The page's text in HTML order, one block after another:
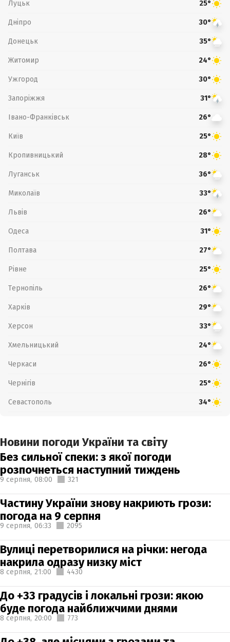
Луцьк 25°
Дніпро 30°
Донецьк 35°
Житомир 24°
Ужгород 30°
Запоріжжя 31°
Івано-Франківськ 26°
Київ 25°
Кропивницький 28°
Луганськ 36°
Миколаїв 33°
Львів 26°
Одеса 31°
Полтава 27°
Рівне 25°
Тернопіль 26°
Харків 29°
Херсон 33°
Хмельницький 24°
Черкаси 26°
Чернігів 25°
Севастополь 34°
Новини погоди України та світу
Без сильної спеки: з якої погоди
розпочнеться наступний тиждень
9 серпня, 08:00 321
Частину України знову накриють грози:
погода на 9 серпня
9 серпня, 06:33 2095
Вулиці перетворилися на річки: негода
накрила одразу низку міст
8 серпня, 21:00 4430
До +33 градусів і локальні грози: якою
буде погода найближчими днями
8 серпня, 20:00 773